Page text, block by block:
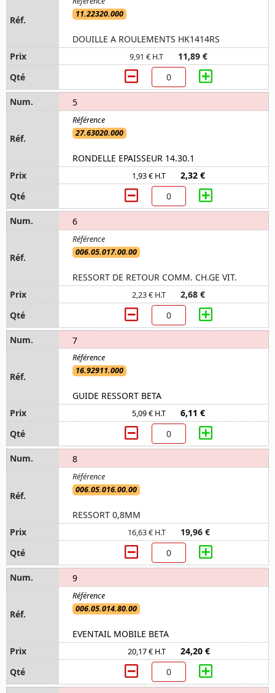
11.22320.000
DOUILLE A ROULEMENTS HK1414RS
9,91 € H.T 11,89 €
5
27.63020.000
RONDELLE EPAISSEUR 14.30.1
1,93 € H.T 2,32 €
6
006.05.017.00.00
RESSORT DE RETOUR COMM. CH.GE VIT.
2,23 € H.T 2,68 €
7
16.92911.000
GUIDE RESSORT BETA
5,09 € H.T 6,11 €
8
006.05.016.00.00
RESSORT 0,8MM
16,63 € H.T 19,96 €
9
006.05.014.80.00
EVENTAIL MOBILE BETA
20,17 € H.T 24,20 €